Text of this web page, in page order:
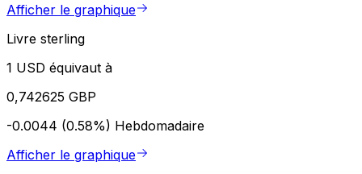
Afficher le graphique
Livre sterling
1 USD équivaut à
0,742625 GBP
-0.0044 (0.58%) Hebdomadaire
Afficher le graphique